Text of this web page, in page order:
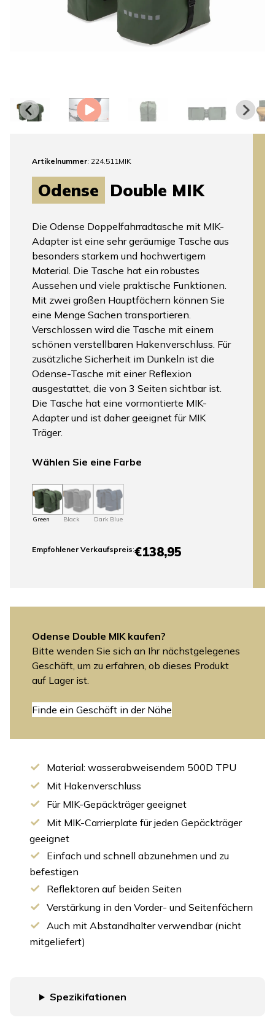
Artikelnummer: 224.511MIK
Odense Double MIK
Die Odense Doppelfahrradtasche mit MIK-
Adapter ist eine sehr geräumige Tasche aus
besonders starkem und hochwertigem
Material. Die Tasche hat ein robustes
Aussehen und viele praktische Funktionen.
Mit zwei großen Hauptfächern können Sie
eine Menge Sachen transportieren.
Verschlossen wird die Tasche mit einem
schönen verstellbaren Hakenverschluss. Für
zusätzliche Sicherheit im Dunkeln ist die
Odense-Tasche mit einer Reflexion
ausgestattet, die von 3 Seiten sichtbar ist.
Die Tasche hat eine vormontierte MIK-
Adapter und ist daher geeignet für MIK
Träger.
Wählen Sie eine Farbe
Green Black Dark Blue
Empfohlener Verkaufspreis:€138,95
Odense Double MIK kaufen?
Bitte wenden Sie sich an Ihr nächstgelegenes
Geschäft, um zu erfahren, ob dieses Produkt
auf Lager ist.
Finde ein Geschäft in der Nähe
Material: wasserabweisendem 500D TPU
Mit Hakenverschluss
Für MIK-Gepäckträger geeignet
Mit MIK-Carrierplate für jeden Gepäckträger
geeignet
Einfach und schnell abzunehmen und zu
befestigen
Reflektoren auf beiden Seiten
Verstärkung in den Vorder- und Seitenfächern
Auch mit Abstandhalter verwendbar (nicht
mitgeliefert)
Spezikifationen